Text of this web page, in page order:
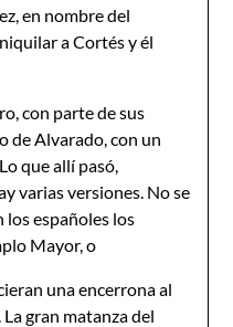
en nombre del
a Cortés y él
con parte de sus
de Alvarado, con un
que allí pasó,
varias versiones. No se
los españoles los
Mayor, o
una encerrona al
gran matanza del